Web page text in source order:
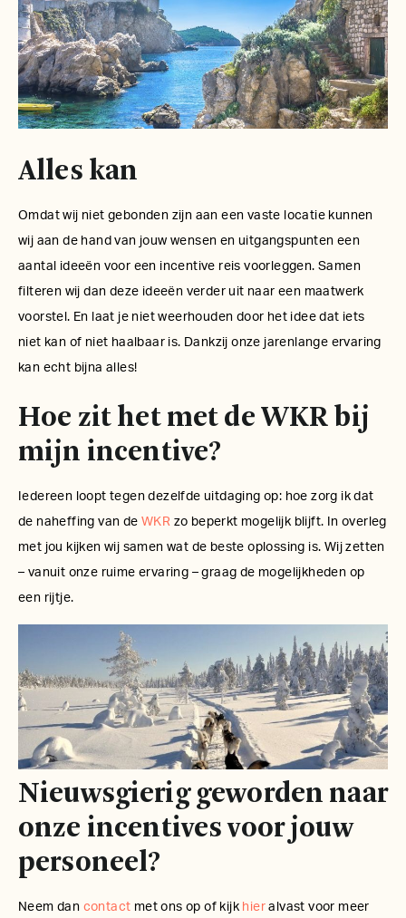
Alles kan
Omdat wij niet gebonden zijn aan een vaste locatie kunnen
wij aan de hand van jouw wensen en uitgangspunten een
aantal ideeën voor een incentive reis voorleggen. Samen
filteren wij dan deze ideeën verder uit naar een maatwerk
voorstel. En laat je niet weerhouden door het idee dat iets
niet kan of niet haalbaar is. Dankzij onze jarenlange ervaring
kan echt bijna alles!
Hoe zit het met de WKR bij
mijn incentive?
Iedereen loopt tegen dezelfde uitdaging op: hoe zorg ik dat
de naheffing van deWKR zo beperkt mogelijk blijft. In overleg
met jou kijken wij samen wat de beste oplossing is. Wij zetten
– vanuit onze ruime ervaring – graag de mogelijkheden op
een rijtje.
Nieuwsgierig geworden naar
onze incentives voor jouw
personeel?
Neem dan contact met ons op of kijk hier alvast voor meer